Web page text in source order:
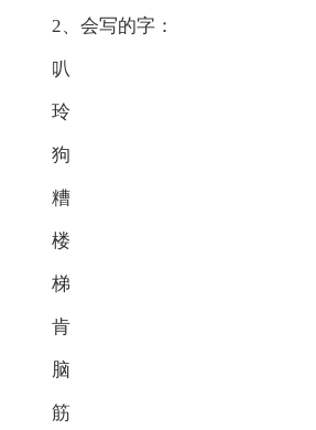
2、会写的字：
叭
玲
狗
糟
楼
梯
肯
脑
筋